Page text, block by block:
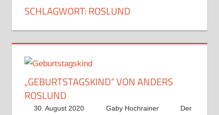
SCHLAGWORT:ROSLUND
„GEBURTSTAGSKIND“ VON ANDERS
ROSLUND
30. August 2020 Gaby Hochrainer
Der